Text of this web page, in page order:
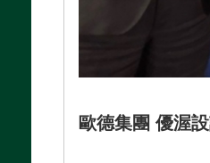
歐德集團 優渥